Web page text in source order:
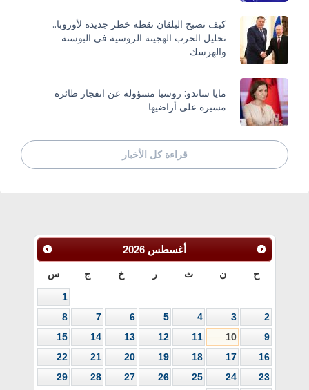
كيف تصبح البلقان نقطة خطر جديدة لأوروبا..
تحليل الحرب الهجينة الروسية في البوسنة
والهرسك
مايا ساندو: روسيا مسؤولة عن انفجار طائرة
مسيرة على أراضيها
قراءة كل الأخبار
أغسطس 2026
ح ن ث ر خ ج س
1
2
3
4
5
6
7
8
9
10
11
12
13
14
15
16
17
18
19
20
21
22
23
24
25
26
27
28
29